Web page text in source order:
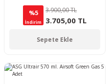
%5
İndirim
3.900,00 TL
3.705,00 TL
Sepete Ekle